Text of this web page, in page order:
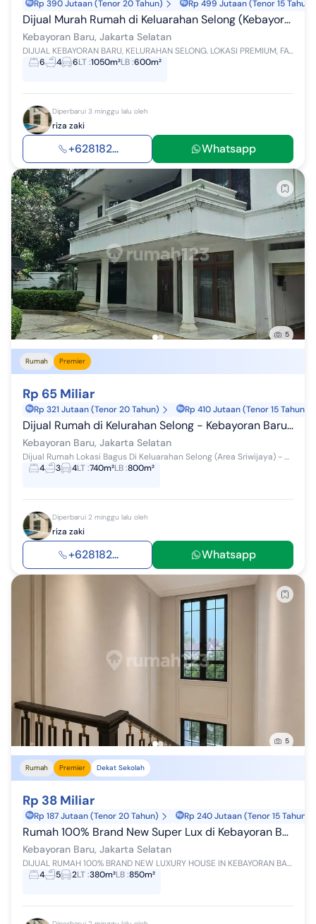
Rp 390 Jutaan (Tenor 20 Tahun) Rp 499 Jutaan (Tenor 15 Tahun)
Dijual Murah Rumah di Keluarahan Selong (Kebayorab Baru Area Senopati) Luas 1050M2 Dalam Portal Hanya Rp 70 Milyar Nego
Kebayoran Baru, Jakarta Selatan
DIJUAL KEBAYORAN BARU, KELURAHAN SELONG. LOKASI PREMIUM, FAVORITE EXPAT, TAMAN LUAS, JALAN LEBAR, AREA SENOPATI. DALAM PORTAL ----------- KONDISI R...
6
4 6LT:1050m²LB:600m²
Diperbarui 3 minggu lalu oleh
riza zaki
+628182... Whatsapp
5
Rumah Premier
Rp 65 Miliar
Rp 321 Jutaan (Tenor 20 Tahun) Rp 410 Jutaan (Tenor 15 Tahun)
Dijual Rumah di Kelurahan Selong - Kebayoran Baru. Luas 740M Hanya Rp 65 Mily Nego
Kebayoran Baru, Jakarta Selatan
Dijual Rumah Lokasi Bagus Di Keluarahan Selong (Area Sriwijaya) - Kebayoran Baru Jalan Lebar, Lokasi Tenang Luas 740m2 Luas Bangunan 800m2 2 La...
4
3 4LT:740m²LB:800m²
Diperbarui 2 minggu lalu oleh
riza zaki
+628182... Whatsapp
5
Rumah Premier Dekat Sekolah
Rp 38 Miliar
Rp 187 Jutaan (Tenor 20 Tahun) Rp 240 Jutaan (Tenor 15 Tahun)
Rumah 100% Brand New Super Lux di Kebayoran Baru. 380M 3Lt Rp 38 Mly
Kebayoran Baru, Jakarta Selatan
DIJUAL RUMAH 100% BRAND NEW LUXURY HOUSE IN KEBAYORAN BARU Lokasi Elit dan Strategis di Kebayoran Baru, Jakarta Selatan. Jalan Lebar dan Tenang....
4
5 2LT:380m²LB:850m²